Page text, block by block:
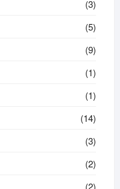
(3)
(5)
(9)
(1)
(1)
(14)
(3)
(2)
(2)